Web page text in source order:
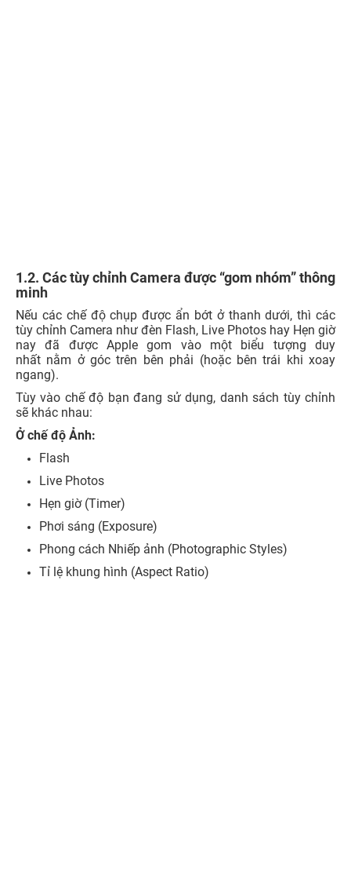
1.2. Các tùy chỉnh Camera được “gom nhóm” thông
minh
Nếu các chế độ chụp được ẩn bớt ở thanh dưới, thì các
tùy chỉnh Camera như đèn Flash, Live Photos hay Hẹn giờ
nay đã được Apple gom vào một biểu tượng duy
nhất nằm ở góc trên bên phải (hoặc bên trái khi xoay
ngang).
Tùy vào chế độ bạn đang sử dụng, danh sách tùy chỉnh
sẽ khác nhau:
Ở chế độ Ảnh:
Flash
Live Photos
Hẹn giờ (Timer)
Phơi sáng (Exposure)
Phong cách Nhiếp ảnh (Photographic Styles)
Tỉ lệ khung hình (Aspect Ratio)